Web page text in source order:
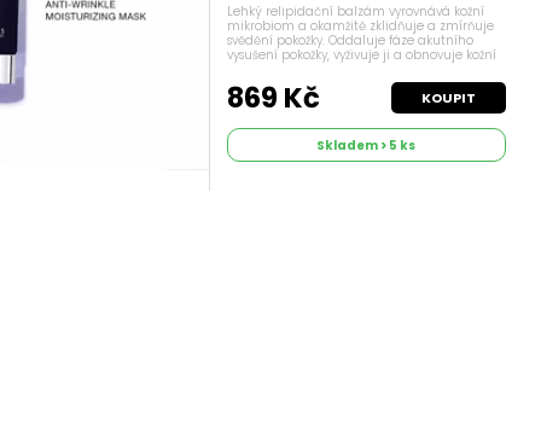
Lehký relipidační balzám vyrovnává kožní
mikrobiom a okamžitě zklidňuje a zmírňuje
svědění pokožky. Oddaluje fáze akutního
vysušení pokožky, vyživuje ji a obnovuje kožní
dospělé s velmi suchou pokožkou se...
869 Kč KOUPIT
Skladem > 5 ks